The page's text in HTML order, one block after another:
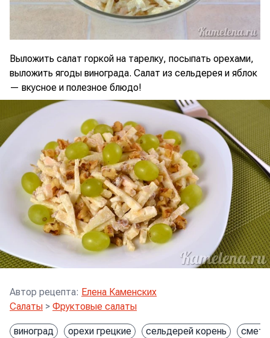
Выложить салат горкой на тарелку, посыпать орехами,
выложить ягоды винограда. Салат из сельдерея и яблок
— вкусное и полезное блюдо!
Автор рецепта: Елена Каменских
Салаты > Фруктовые салаты
виноград орехи грецкие сельдерей корень